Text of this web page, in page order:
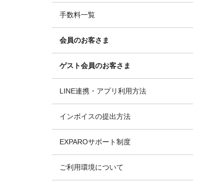
手数料一覧
会員のお客さま
ゲスト会員のお客さま
LINE連携・アプリ利用方法
インボイスの提出方法
EXPAROサポート制度
ご利用環境について